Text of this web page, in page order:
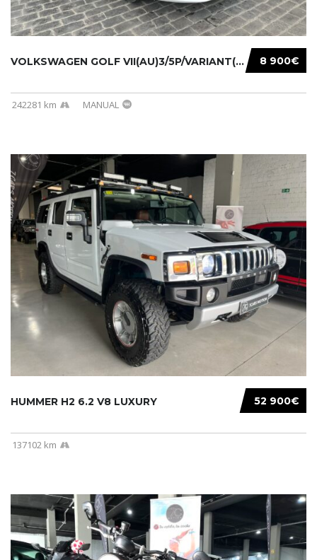
8 900€
VOLKSWAGEN GOLF VII(AU)3/5P/VARIANT(12-16 20...
242281 km MANUAL
52 900€
HUMMER H2 6.2 V8 LUXURY
137102 km